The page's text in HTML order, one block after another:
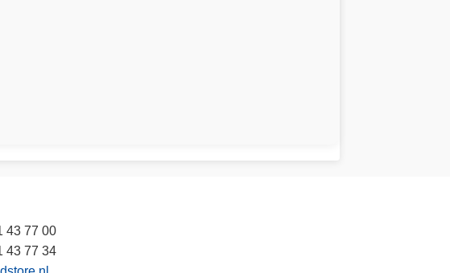
43 77 00
43 77 34